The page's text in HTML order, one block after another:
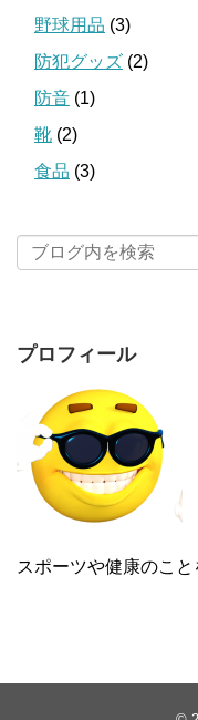
野球用品 (3)
防犯グッズ (2)
防音 (1)
靴 (2)
食品 (3)
プロフィール
スポーツや健康のこ